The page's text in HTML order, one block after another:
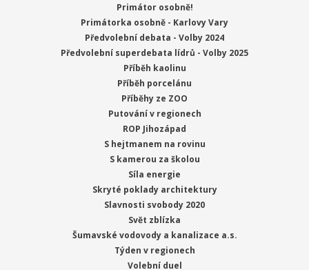
Primátor osobně!
Primátorka osobně - Karlovy Vary
Předvolební debata - Volby 2024
Předvolební superdebata lídrů - Volby 2025
Příběh kaolinu
Příběh porcelánu
Příběhy ze ZOO
Putování v regionech
ROP Jihozápad
S hejtmanem na rovinu
S kamerou za školou
Síla energie
Skryté poklady architektury
Slavnosti svobody 2020
Svět zblízka
Šumavské vodovody a kanalizace a.s.
Týden v regionech
Volební duel